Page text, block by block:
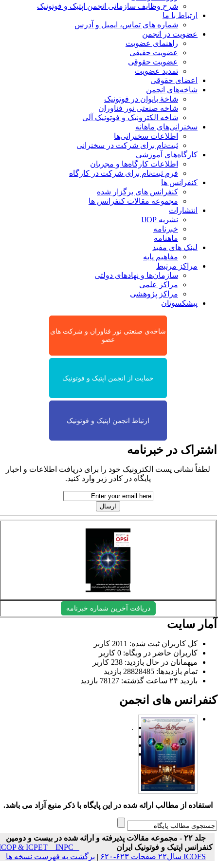
شرح وظایف سازمانی انجمن اپتیک و فوتونیک
ارتباط با ما
شماره های تماس، ایمیل و آدرس
عضویت در انجمن
راهنمای عضویت
عضویت حقیقی
عضویت حقوقی
تمدید عضویت
اعضای حقوقی
شاخه‌های انجمن
شاخۀ بانوان در فوتونیک
شاخه صنعتی نور فناوران
شاخه‌ الکترونیک و فوتونیک آلی
سخنرانی‌های ماهانه
اطلاعات سخنرانی‌‌ها
ثبت‌نام برای شرکت در سخنرانی
کارگاه‌های آموزشی
اطلاعات کارگاه‌ها و مجریان
فرم ثبت‌نام برای شرکت در کارگاه
کنفرانس ها
کنفرانس های برگزار شده
مجموعه مقالات کنفرانس ها
انتشارات
نشریه IJOP
خبرنامه
ماهنامه
لینک های مفید
مفاهیم پایه
مراکز مرتبط
سازمان‌ها و نهادهای دولتی
مراکز علمی
مراکز پژوهشی
پیشکسوتان
شاخه‌ی صنعتی نور فناوران و شرکت های
عضو
حمایت از انجمن اپتیک و فوتونیک
ارتباط انجمن اپتیک و فوتونیک
در خبرنامه
لطفاً نشانی پست الکترونیک خود را برای دریافت اطلاعات و اخبار
پایگاه در کادر زیر وارد کنید.
دریافت آخرین شماره خبرنامه
سایت
کل کاربران ثبت شده: 2011 کاربر
کاربران حاضر در وبگاه: 0 کاربر
میهمانان در حال بازدید: 238 کاربر
تمام بازدید‌ها: 28828485 بازدید
بازدید ۲۴ ساعت گذشته: 78127 بازدید
های انجمن
.
استفاده از مطالب ارائه شده در این پایگاه با ذکر منبع آزاد می باشد.
جلد ۲۲ - مجموعه مقالات پذیرفته و ارائه شده در بیست و دومین
کنفرانس اپتیک و فوتونیک ایران
ICOP & ICPET _ INPC _
ICOFS سال۲۲ صفحات ۶۲۳-۶۲۰
| برگشت به فهرست نسخه ها